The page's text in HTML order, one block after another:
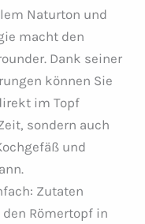
Naturton und
macht den
Dank seiner
können Sie
im Topf
sondern auch
und
Zutaten
Römertopf in